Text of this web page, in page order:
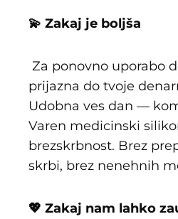
💫 Zakaj je boljša
Za ponovno uporabo
prijazna do tvoje
Udobna ves dan —
Varen medicinski
brezskrbnost. Brez
skrbi, brez nenehnih
💖 Zakaj nam lahko